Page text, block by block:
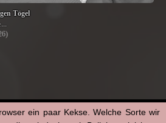
Tögel
ein paar Kekse. Welche Sorte wir